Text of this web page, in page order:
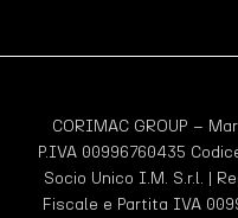
CORIMAC GROUP –
P.IVA 00996760435
Socio Unico I.M. S.r.l. |
Fiscale e Partita IVA